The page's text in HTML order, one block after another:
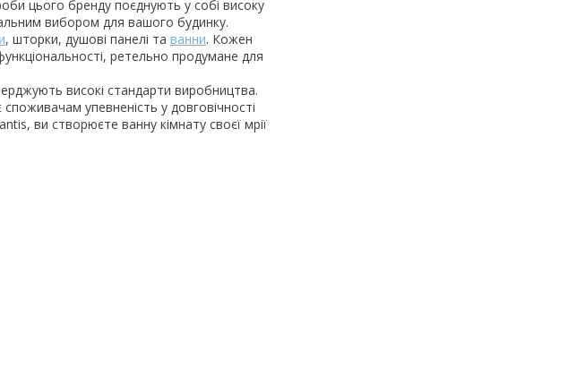
цього бренду поєднують у собі високу
вибором для вашого будинку.
, шторки, душові панелі та ванни. Кожен
ретельно продумане для
високі стандарти виробництва.
упевненість у довговічності
ви створюєте ванну кімнату своєї мрії